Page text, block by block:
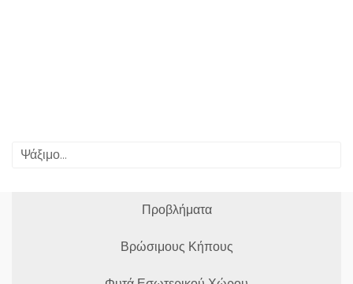
Προβλήματα
Βρώσιμους Κήπους